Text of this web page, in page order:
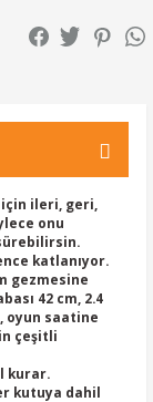
ileri, geri,
onu
katlanıyor.
gezmesine
42 cm, 2.4
oyun saatine
çeşitli
kurar.
kutuya dahil